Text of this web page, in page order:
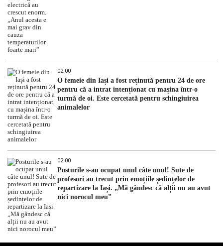
02:00
O femeie din Iași a fost reținută pentru 24 de ore
pentru că a intrat intenționat cu mașina într-o
turmă de oi. Este cercetată pentru schingiuirea
animalelor
02:00
Posturile s-au ocupat unul câte unul! Sute de
profesori au trecut prin emoțiile ședințelor de
repartizare la Iași. „Mă gândesc că alții nu au avut
nici norocul meu”